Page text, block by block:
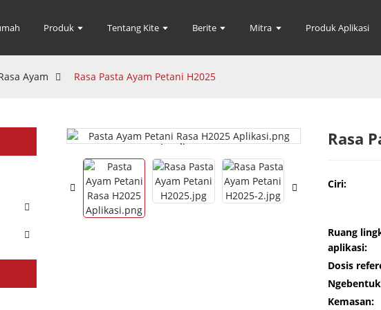
Produk Tentang Kite Berite Mitra Produk Aplikasi
Ayam Rasa Pasta Ayam Petani H2025
Loading...
Loading... Rasa
Ciri:
Ruang
aplikasi:
Dosis
Kemasan: